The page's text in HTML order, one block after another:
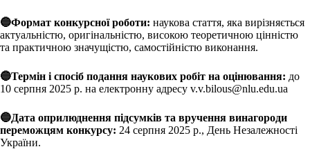
🔵Формат конкурсної роботи: наукова стаття, яка вирізняється
актуальністю, оригінальністю, високою теоретичною цінністю
та практичною значущістю, самостійністю виконання.
🔵Термін і спосіб подання наукових робіт на оцінювання: до
10 серпня 2025 р. на електронну адресу v.v.bilous@nlu.edu.ua
🔵Дата оприлюднення підсумків та вручення винагороди
переможцям конкурсу: 24 серпня 2025 р., День Незалежності
України.